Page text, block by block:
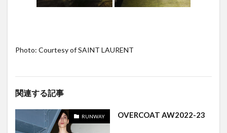
Photo: Courtesy of SAINT LAURENT
関連する記事
RUNWAY OVERCOAT AW2022-23